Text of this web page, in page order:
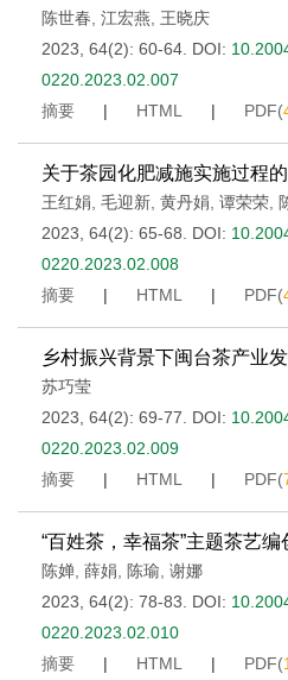
陈世春 江宏燕
王晓庆
2023, 64(2): 60-64. DOI:
0220.2023.02.007
摘要
| HTML | PDF(
关于茶园化肥减施实施过程
王红娟 毛迎新 黄丹娟 谭荣荣
2023, 64(2): 65-68.
DOI:
0220.2023.02.008
摘要
| HTML | PDF(
乡村振兴背景下闽台茶产业
苏巧莹
2023, 64(2): 69-77.
DOI:
0220.2023.02.009
摘要
| HTML | PDF(
“百姓茶，幸福茶”主题茶艺编
陈婵 薛娟 陈瑜 谢娜
2023, 64(2): 78-83.
DOI:
0220.2023.02.010
摘要
| HTML | PDF(